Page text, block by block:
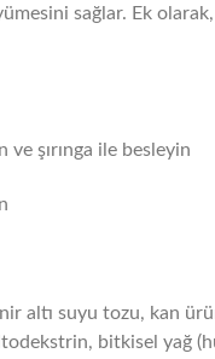
sağlar. Ek
ve şırınga ile besleyin
altı suyu tozu, kan
bitkisel yağ